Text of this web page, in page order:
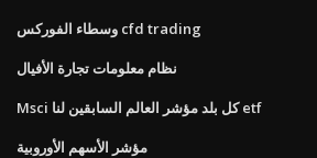
وسطاء الفوركس cfd trading
نظام معلومات تجارة الأفيال
Msci كل بلد مؤشر العالم السابقين لنا etf
مؤشر الأسهم الأوروبية